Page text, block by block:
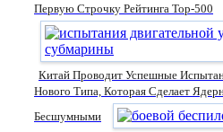
Первую Строчку Рейтинга Top-500
Китай Проводит Успешные
Нового Типа, Которая Сделает
Бесшумными